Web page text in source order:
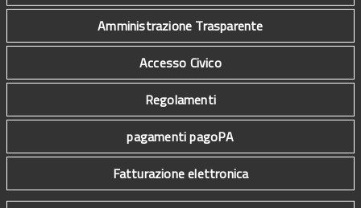
Amministrazione Trasparente
Accesso Civico
Regolamenti
pagamenti pagoPA
Fatturazione elettronica